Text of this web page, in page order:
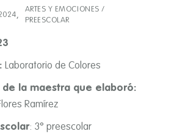
ARTES Y EMOCIONES /
PREESCOLAR
Laboratorio de Colores
de la maestra que elaboró:
Ramírez
: 3° preescolar